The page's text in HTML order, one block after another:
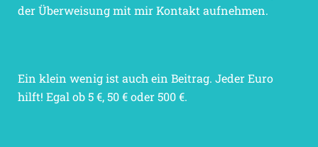
der Überweisung mit mir Kontakt aufnehmen.
Ein klein wenig ist auch ein Beitrag. Jeder Euro
hilft! Egal ob 5 €, 50 € oder 500 €.